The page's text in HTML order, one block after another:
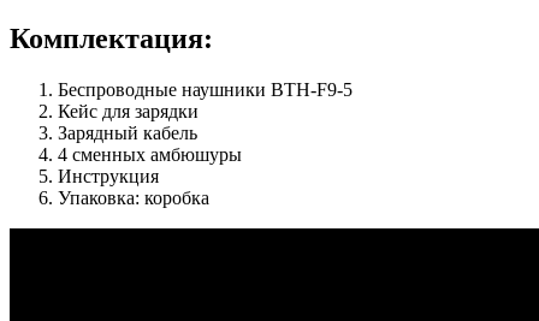
Комплектация:
Беспроводные наушники BTH-F9-5
Кейс для зарядки
Зарядный кабель
4 сменных амбюшуры
Инструкция
Упаковка: коробка